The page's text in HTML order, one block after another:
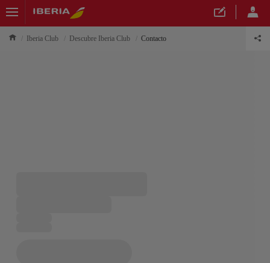
Iberia Club Descubre Iberia Club Contacto